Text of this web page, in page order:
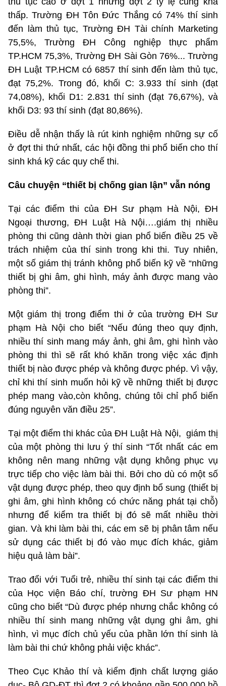
thấp. Trường ĐH Tôn Đức Thắng có 74% thí sinh
đến làm thủ tục, Trường ĐH Tài chính Marketing
75,5%, Trường ĐH Công nghiệp thực phẩm
TP.HCM 75,3%, Trường ĐH Sài Gòn 76%... Trường
ĐH Luật TP.HCM có 6857 thí sinh đến làm thủ tục,
đạt 75,2%. Trong đó, khối C: 3.933 thí sinh (đạt
74,08%), khối D1: 2.831 thí sinh (đạt 76,67%), và
khối D3: 93 thí sinh (đạt 80,86%).
Điều dễ nhận thấy là rút kinh nghiệm những sự cố
ở đợt thi thứ nhất, các hội đồng thi phổ biến cho thí
sinh khá kỹ các quy chế thi.
Câu chuyện “thiết bị chống gian lận” vẫn nóng
Tại các điểm thi của ĐH Sư phạm Hà Nội, ĐH
Ngoại thương, ĐH Luật Hà Nội….giám thị nhiều
phòng thi cũng dành thời gian phổ biến điều 25 về
trách nhiệm của thí sinh trong khi thi. Tuy nhiên,
một số giám thị tránh không phổ biến kỹ về “những
thiết bị ghi âm, ghi hình, máy ảnh được mang vào
phòng thi”.
Một giám thị trong điểm thi ở của trường ĐH Sư
phạm Hà Nội cho biết “Nếu đúng theo quy định,
nhiều thí sinh mang máy ảnh, ghi âm, ghi hình vào
phòng thi thì sẽ rất khó khăn trong việc xác định
thiết bị nào được phép và không được phép. Vì vậy,
chỉ khi thí sinh muốn hỏi kỹ về những thiết bị được
phép mang vào,còn không, chúng tôi chỉ phổ biến
đúng nguyên văn điều 25”.
Tại một điểm thi khác của ĐH Luật Hà Nội, giám thị
của một phòng thi lưu ý thí sinh “Tốt nhất các em
không nên mang những vật dụng không phục vụ
trực tiếp cho việc làm bài thi. Bởi cho dù có một số
vật dụng được phép, theo quy định bổ sung (thiết bị
ghi âm, ghi hình không có chức năng phát tại chỗ)
nhưng để kiểm tra thiết bị đó sẽ mất nhiều thời
gian. Và khi làm bài thi, các em sẽ bị phân tâm nếu
sử dụng các thiết bị đó vào mục đích khác, giảm
hiệu quả làm bài”.
Trao đổi với Tuổi trẻ, nhiều thí sinh tại các điểm thi
của Học viện Báo chí, trường ĐH Sư phạm HN
cũng cho biết “Dù được phép nhưng chắc không có
nhiều thí sinh mang những vật dụng ghi âm, ghi
hình, vì mục đích chủ yếu của phần lớn thí sinh là
làm bài thi chứ không phải việc khác”.
Theo Cục Khảo thí và kiểm định chất lượng giáo